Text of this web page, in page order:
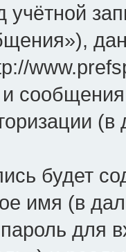
и
будет
имя (в
для